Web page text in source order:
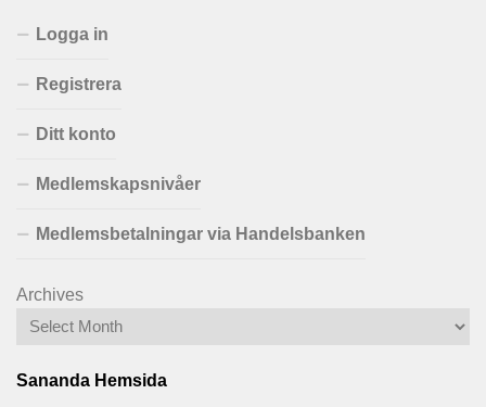
Logga in
Registrera
Ditt konto
Medlemskapsnivåer
Medlemsbetalningar via Handelsbanken
Archives
Sananda Hemsida